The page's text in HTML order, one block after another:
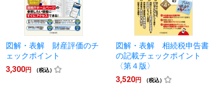
図解・表解 財産評価のチ
ェックポイント
3,300円 （税込）
図解・表解 相続税申告書
の記載チェックポイント
〈第４版〉
3,520円 （税込）